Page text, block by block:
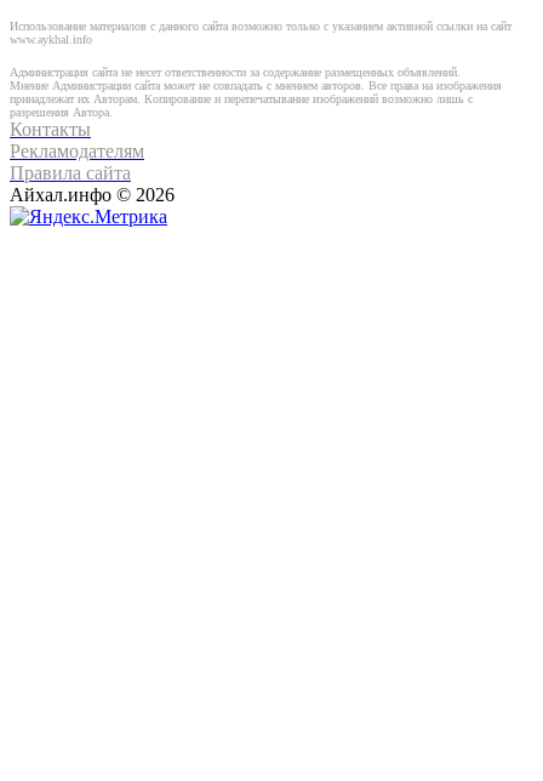
Использование материалов с данного сайта возможно только с указанием активной ссылки на сайт
www.aykhal.info
Администрация сайта не несет ответственности за содержание размещенных объявлений.
Мнение Администрации сайта может не совпадать с мнением авторов. Все права на изображения
принадлежат их Авторам. Копирование и перепечатывание изображений возможно лишь с
разрешения Автора.
Контакты
Рекламодателям
Правила сайта
Айхал.инфо © 2026